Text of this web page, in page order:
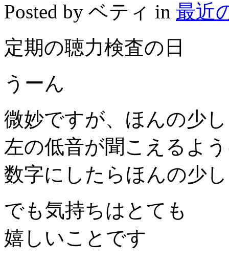
Posted by ベティ in 最近
定期の聴力検査の日
うーん
微妙ですが、ほんの少し
左の低音が聞こえるよ
数字にしたらほんの少し
でも気持ちはとても
嬉しいことです